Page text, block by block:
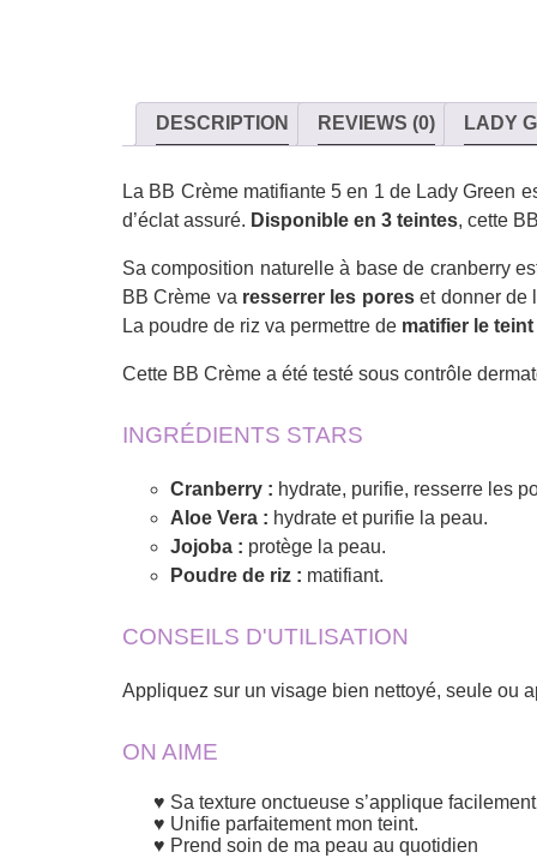
DESCRIPTION REVIEWS (0) LADY
La BB Crème matifiante 5 en 1 de Lady Green
d’éclat assuré. Disponible en 3 teintes, cette
Sa composition naturelle à base de cranberry
BB Crème va resserrer les poreset donner de
La poudre de riz va permettre de matifier le teint
Cette BB Crème a été testé sous contrôle
INGRÉDIENTS STARS
Cranberry : hydrate, purifie, resserre les
Aloe Vera : hydrate et purifie la peau.
Jojoba : protège la peau.
Poudre de riz : matifiant.
CONSEILS D'UTILISATION
Appliquez sur un visage bien nettoyé, seule ou
ON AIME
Sa texture onctueuse s’applique
Unifie parfaitement mon teint.
Prend soin de ma peau au quotidien